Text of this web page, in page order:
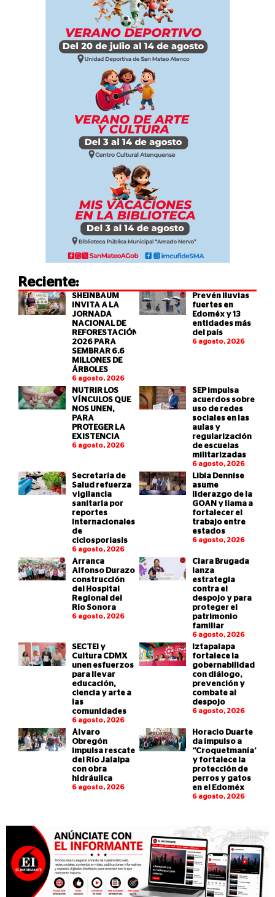
Reciente:
SHEINBAUM
INVITA A LA
JORNADA
NACIONAL DE
REFORESTACIÓN
2026 PARA
SEMBRAR 6.6
MILLONES DE
ÁRBOLES
6 agosto, 2026
Prevén lluvias
fuertes en
Edoméx y 13
entidades más
del país
6 agosto, 2026
NUTRIR LOS
VÍNCULOS QUE
NOS UNEN,
PARA
PROTEGER LA
EXISTENCIA
6 agosto, 2026
SEP impulsa
acuerdos sobre
uso de redes
sociales en las
aulas y
regularización
de escuelas
militarizadas
6 agosto, 2026
Secretaría de
Salud refuerza
vigilancia
sanitaria por
reportes
internacionales
de
ciclosporiasis
6 agosto, 2026
Libia Dennise
asume
liderazgo de la
GOAN y llama a
fortalecer el
trabajo entre
estados
6 agosto, 2026
Arranca
Alfonso Durazo
construcción
del Hospital
Regional del
Río Sonora
6 agosto, 2026
Clara Brugada
lanza
estrategia
contra el
despojo y para
proteger el
patrimonio
familiar
6 agosto, 2026
SECTEI y
Cultura CDMX
unen esfuerzos
para llevar
educación,
ciencia y arte a
las
comunidades
6 agosto, 2026
Iztapalapa
fortalece la
gobernabilidad
con diálogo,
prevención y
combate al
despojo
6 agosto, 2026
Álvaro
Obregón
impulsa rescate
del Río Jalalpa
con obra
hidráulica
6 agosto, 2026
Horacio Duarte
da impulso a
“Croquetmanía”
y fortalece la
protección de
perros y gatos
en el Edoméx
6 agosto, 2026